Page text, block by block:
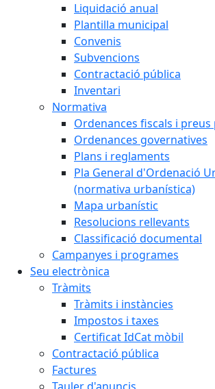
Liquidació anual
Plantilla municipal
Convenis
Subvencions
Contractació pública
Inventari
Normativa
Ordenances fiscals i preus
Ordenances governatives
Plans i reglaments
Pla General d'Ordenació
(normativa urbanística)
Mapa urbanístic
Resolucions rellevants
Classificació documental
Campanyes i programes
Seu electrònica
Tràmits
Tràmits i instàncies
Impostos i taxes
Certificat IdCat mòbil
Contractació pública
Factures